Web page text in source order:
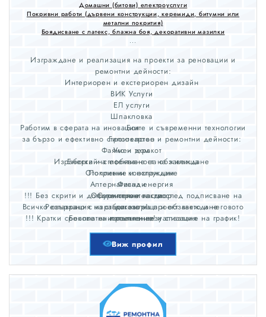
Домашни (битови) електроуслуги
Покривни работи (дървени конструкции, керемиди, битумни или
метални покрития)
Боядисване с латекс, блажна боя, декоративни мазилки
...
Изграждане и реализация на проекти за реновации и
ремонтни дейности:
Интериорен и екстериорен дизайн
ВИК Услуги
ЕЛ услуги
Шпакловка
Боя
Гипсокартон
Фаянс и теракот
Изработка и сглобяване на обзавеждане
Покривни конструкции
Фасади
Оформление на двор
Всичко свързано с изработката на проект както и неговото
изпълнение!
Работим в сферата на иновациите и съвременни технологии
за бързо и ефективно строителство и ремонтни дейности:
Умен дом
Енергийна ефективност на жилища
Отопление и охлаждане
Алтернативна енергия
Сухо строителство
Реставрация на стари жилища и обзавеждане
Безплатен проект и визуализация
Точни количествено-стойностни сметки
!!! Без скрити и допълнителни такси след подписване на
договор!
!!! Кратки срокове на изпълнение и спазване на график!
Виж профил